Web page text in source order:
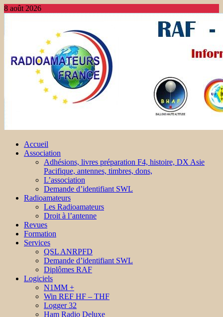
8 août 2026
Accueil
Association
Adhésions, livres préparation F4, histoire, DX Asie
Pacifique, antennes, timbres, dons,
L’association
Demande d’identifiant SWL
Radioamateurs
Les Radioamateurs
Droit à l’antenne
Revues
Formation
Services
QSL ANRPFD
Demande d’identifiant SWL
Diplômes RAF
Logiciels
N1MM +
Win REF HF – THF
Logger 32
Ham Radio Deluxe